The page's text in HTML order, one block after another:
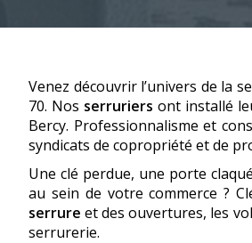
Venez découvrir l’univers de la
70. Nos serruriers ont installé
Bercy. Professionnalisme et
syndicats de copropriété et de
Une clé perdue, une porte
au sein de votre commerce ?
serrureet des ouvertures, les
serrurerie.